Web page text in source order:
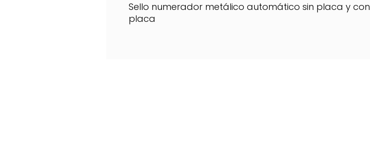
Sello numerador metálico automático sin placa y con
placa